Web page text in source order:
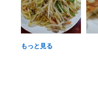
もっと見る